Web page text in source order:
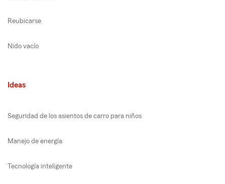
Reubicarse
Nido vacío
Ideas
Seguridad de los asientos de carro para niños
Manejo de energía
Tecnología inteligente